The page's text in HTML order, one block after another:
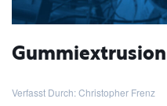
Gummiextrusion
Verfasst Durch: Christopher Frenz